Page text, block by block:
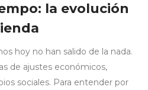
la evolución
hoy no han salido de la nada.
de ajustes económicos,
sociales. Para entender por